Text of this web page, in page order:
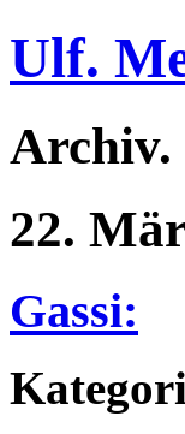
Ulf.
Archiv.
22.
Gassi: